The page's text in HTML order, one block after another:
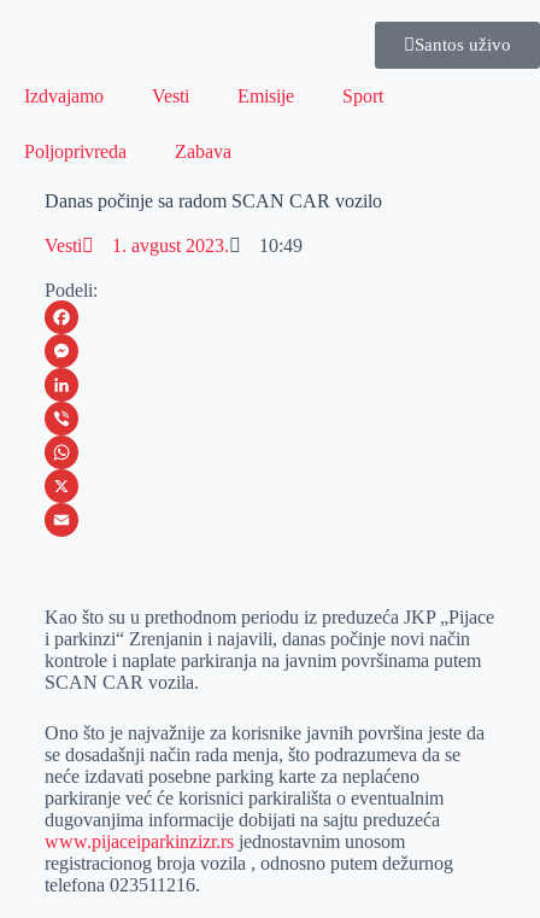
Santos uživo
Izdvajamo Vesti Emisije Sport
Poljoprivreda Zabava
Danas počinje sa radom SCAN CAR vozilo
Vesti 1. avgust 2023. 10:49
Podeli:
F
a
c
e
b
o
M
e
s
s
e
e
r
L
i
n
k
I
n
V
i
b
W
h
s
A
p
p
X
a
i
l
Kao što su u prethodnom periodu iz preduzeća JKP „Pijace
i parkinzi“ Zrenjanin i najavili, danas počinje novi način
kontrole i naplate parkiranja na javnim površinama putem
SCAN CAR vozila.
Ono što je najvažnije za korisnike javnih površina jeste da
se dosadašnji način rada menja, što podrazumeva da se
neće izdavati posebne parking karte za neplaćeno
parkiranje već će korisnici parkirališta o eventualnim
dugovanjima informacije dobijati na sajtu preduzeća
www.pijaceiparkinzizr.rs jednostavnim unosom
registracionog broja vozila , odnosno putem dežurnog
telefona 023511216.